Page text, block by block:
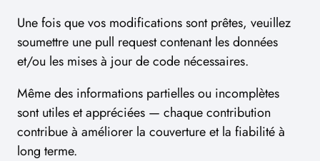
Une fois que vos modifications sont prêtes, veuillez
soumettre une pull request contenant les données
et/ou les mises à jour de code nécessaires.
Même des informations partielles ou incomplètes
sont utiles et appréciées — chaque contribution
contribue à améliorer la couverture et la fiabilité à
long terme.